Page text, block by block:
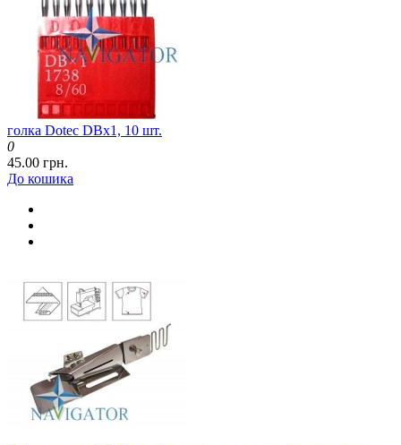
голка Dotec DBx1, 10 шт.
0
45.00 грн.
До кошика